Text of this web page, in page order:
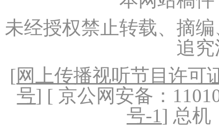
未经授权禁止转载、摘
追
[网上传播视听节目许可
号] [ 京公网安备：
号-1] 总机